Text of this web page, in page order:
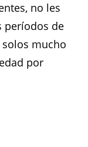
no les
períodos de
mucho
por